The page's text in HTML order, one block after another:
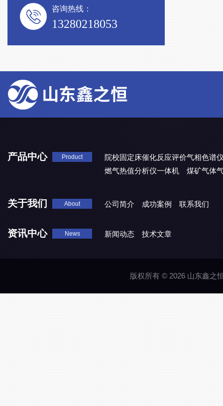
咨询热线：
13280218053
产品中心 Product
院校固定床催化反应评价气相色谱
燃气热值分析仪一体机
煤矿气体
关于我们 About 公司简介 成功案例 联系我们
资讯中心 News 新闻动态 技术文章
版权所有 © 2026 山东鑫之